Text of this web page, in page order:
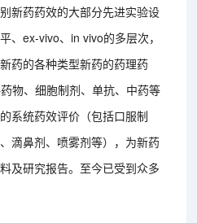
新药药效的大部分先进实验设
、ex-vivo、in vivo的多层次，
药的各种类型新药的药理药
物、细胞制剂、单抗、中药等
系统药效评价（包括口服制
滴鼻剂、喷雾剂等），为新药
及研究报告。至今已受到众多